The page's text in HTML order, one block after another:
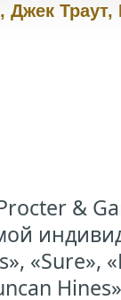
Джек Траут,
&
«Sure»,